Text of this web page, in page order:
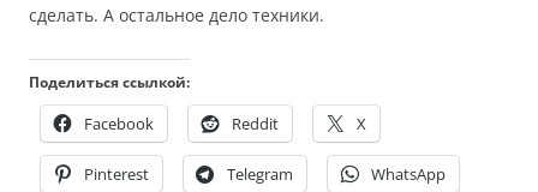
сделать. А остальное дело техники.
Поделиться ссылкой:
Facebook Reddit X
Pinterest Telegram WhatsApp